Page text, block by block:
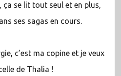
ça se lit tout seul et en plus,
ses sagas en cours.
c’est ma copine et je veux
de Thalia !